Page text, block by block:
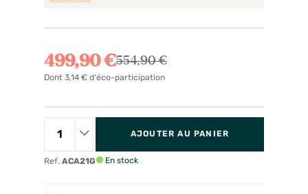
499,90 €554,90 €
Dont 3,14 € d'éco-participation
Ref. ACA21G
AJOUTER AU PANIER
En stock